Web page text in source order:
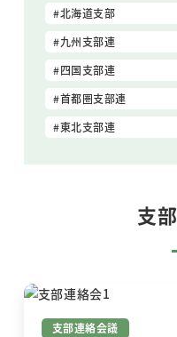
北海道支部
九州支部連
四国支部連
首都圏支部連
東北支部連
支
支部連絡会議